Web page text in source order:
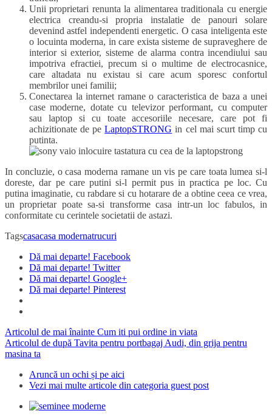
Unii proprietari renunta la alimentarea traditionala cu energie
electrica creandu-si propria instalatie de panouri solare
devenind astfel independenti energetic. O casa inteligenta este
o locuinta moderna, in care exista sisteme de supraveghere de
interior si exterior, sisteme de alarma contra incendiului sau
impotriva efractiei, precum si o multime de electrocasnice,
care altadata nu existau si care acum sporesc confortul
membrilor unei familii;
Conectarea la internet ramane o caracteristica de baza a unei
case moderne, dotate cu televizor performant, cu computer
sau laptop si cu toate accesoriile necesare, care pot fi
achizitionate de peLaptopSTRONG in cel mai scurt timp cu
putinta.
In concluzie, o casa moderna ramane un vis pe care toata lumea si-l
doreste, dar pe care putini si-l permit pus in practica pe loc. Cu
putina imaginatie, cu rabdare si cu hotarare de a obtine ceea ce vrea,
un proprietar poate sa-si transforme casa intr-un loc fabulos, in
conformitate cu cerintele societatii de astazi.
Tagscasacasa modernatrucuri
Dă mai departe! Facebook
Dă mai departe! Twitter
Dă mai departe! Google+
Dă mai departe! Pinterest
Articolul de mai înainte Cum iti pui ordine in viata
Articolul de după Tavita pentru portbagaj Audi, din grija pentru
masina ta
Aruncă un ochi și pe aici
Vezi mai multe articole din categoria guest post